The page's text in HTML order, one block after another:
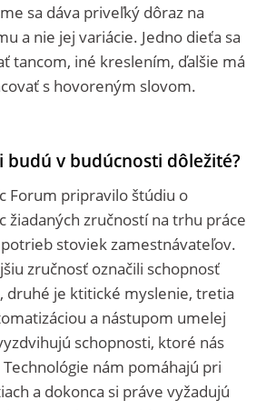
sa dáva priveľký dôraz na
a nie jej variácie. Jedno dieťa sa
tancom, iné kreslením, ďalšie má
s hovoreným slovom.
budú v budúcnosti dôležité?
Forum pripravilo štúdiu o
žiadaných zručností na trhu práce
stoviek zamestnávateľov.
zručnosť označili schopnosť
druhé je ktitické myslenie, tretia
a nástupom umelej
schopnosti, ktoré nás
nám pomáhajú pri
a dokonca si práve vyžadujú